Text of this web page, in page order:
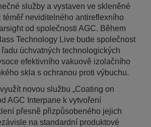
služby a vystaven ve skleněné
téměř neviditelného antireflexního
od společnosti AGC. Během
Technology Live bude společnost
úchvatných technologických
efektivního vakuově izolačního
skla s ochranou proti výbuchu.
novou službu „Coating on
AGC Interpane k vytvoření
přesně přizpůsobeného jejich
na standardní produktové